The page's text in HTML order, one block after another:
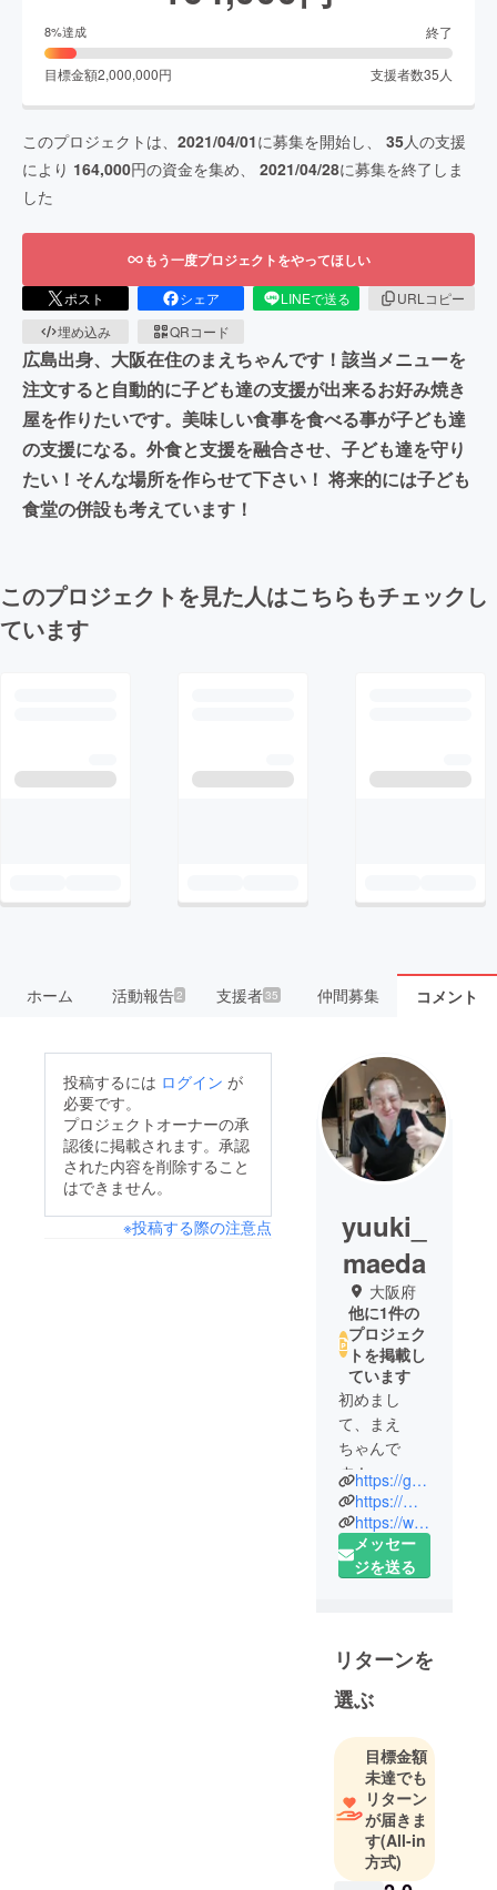
8%達成 終了
目標金額2,000,000円 支援者数35 人
このプロジェクトは、 2021/04/01に募集を開始し、 35人の支援
により 164,000円の資金を集め、 2021/04/28に募集を終了しま
した
もう一度プロジェクトをやってほしい
ポスト シェア LINEで送る
URLコピー
埋め込み
QRコード
広島出身、大阪在住のまえちゃんです！該当メニューを
注文すると自動的に子ども達の支援が出来るお好み焼き
屋を作りたいです。美味しい食事を食べる事が子ども達
の支援になる。外食と支援を融合させ、子ども達を守り
たい！そんな場所を作らせて下さい！ 将来的には子ども
食堂の併設も考えています！
このプロジェクトを見た人はこちらもチェックし
ています
ホーム 活動報告2 支援者35 仲間募集 コメント
投稿するには ログイン が
必要です。
プロジェクトオーナーの承
認後に掲載されます。承認
された内容を削除すること
はできません。
※投稿する際の注意点
yuuki_
maeda
大阪府
他に1件の
プロジェク
トを掲載し
ています
初めまし
て、まえ
ちゃんで
す！
2021年8月に
大阪市北区
中崎町で広
をオープン
しました！
大阪では珍
しい本場広
島の味を
もっともっ
と広めて行
きたいと
思っており
https://gsfr3.app.goo.gl/croiWH
https://maps.app.goo.gl/GHjerggnvQaBJLep6
https://www.instagram.com/hiroshimaokonomiyakimaechan?igsh=MXdtY3BtMjJha2Y2
メッセー
ジを送る
リターンを
選ぶ
目標金額
未達でも
リターン
が届きま
す(All-in
方式)